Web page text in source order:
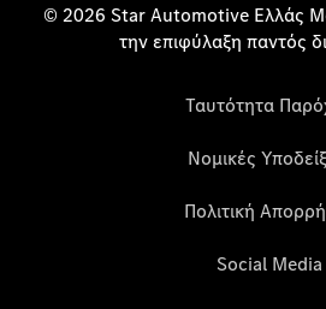
© 2026 Star Automotive Ελλάς
την επιφύλαξη παντός
Ταυτότητα
Νομικές
Πολιτική
Social Media